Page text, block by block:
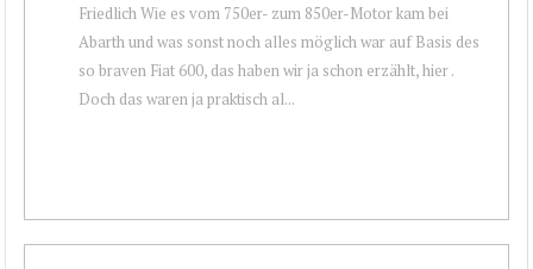
Friedlich Wie es vom 750er- zum 850er-Motor kam bei
Abarth und was sonst noch alles möglich war auf Basis des
so braven Fiat 600, das haben wir ja schon erzählt, hier .
Doch das waren ja praktisch al...